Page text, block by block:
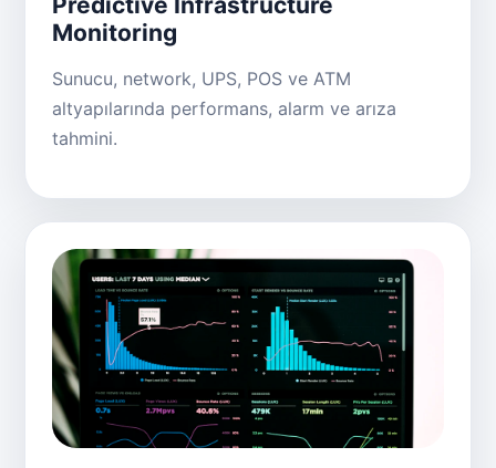
Monitoring
Sunucu, network, UPS, POS ve ATM
altyapılarında performans, alarm ve arıza
tahmini.